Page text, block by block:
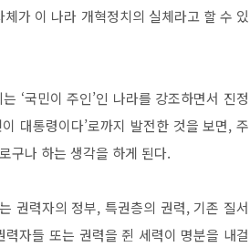
가 이 나라 개혁정치의 실체라고 할 수 있
‘국민이 주인’인 나라를 강조하면서 진정
대통령이다’로까지 발전한 것을 보면,주
구나 하는 생각을 하게 된다.
권력자의 정부,특권층의 권력,기존 질서
자들 또는 권력을 쥔 세력이 명분을 내걸